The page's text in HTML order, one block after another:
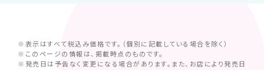
※表示はすべて税込み価格です。（個別に記載している場合を除く）
※このページの情報は、掲載時点のものです。
※発売日は予告なく変更になる場合があります。また、お店により発売日